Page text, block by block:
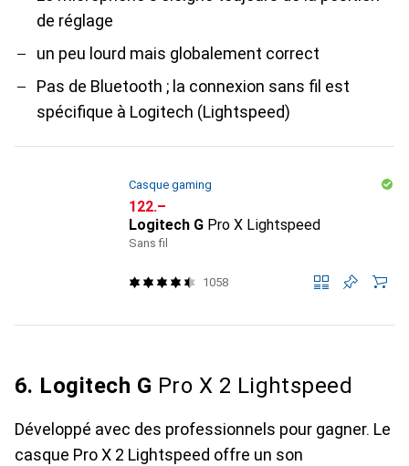
de réglage
un peu lourd mais globalement correct
Pas de Bluetooth ; la connexion sans fil est
spécifique à Logitech (Lightspeed)
Casque gaming
CHF
122.–
Logitech G Pro X Lightspeed
Sans fil
1058
6. Logitech G Pro X 2 Lightspeed
Développé avec des professionnels pour gagner. Le
casque Pro X 2 Lightspeed offre un son